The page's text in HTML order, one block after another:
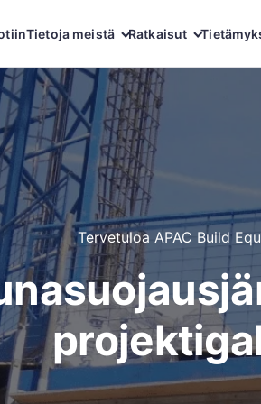
Tietoja meistä Ratkaisut
Tervetuloa APAC Build